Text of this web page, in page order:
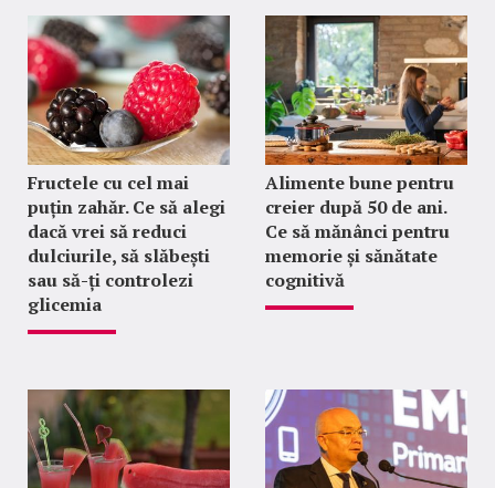
Fructele cu cel mai
puțin zahăr. Ce să alegi
dacă vrei să reduci
dulciurile, să slăbești
sau să-ți controlezi
glicemia
Alimente bune pentru
creier după 50 de ani.
Ce să mănânci pentru
memorie și sănătate
cognitivă